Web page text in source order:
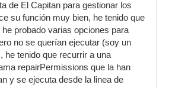
de El Capitan para gestionar los
su función muy bien, he tenido que
probado varias opciones para
no se querían ejecutar (soy un
he tenido que recurrir a una
repairPermissions que la han
y se ejecuta desde la linea de